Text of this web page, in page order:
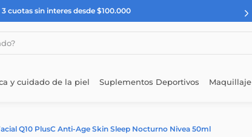
3 cuotas sin interes desde $100.000
y cuidado de la piel Suplementos Deportivos Maquillaje
Q10 PlusC Anti-Age Skin Sleep Nocturno Nivea 50ml